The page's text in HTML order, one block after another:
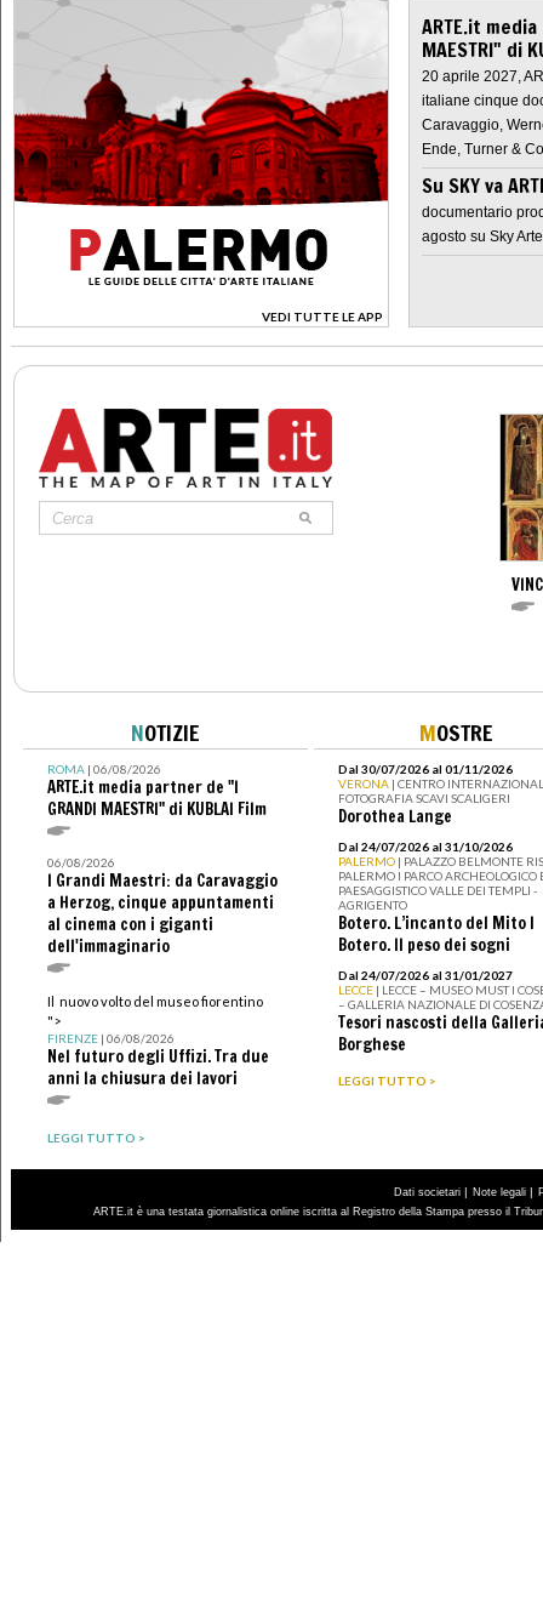
VEDI TUTTE LE APP
>
ARTE.it
MAESTRI" di
20 aprile 2027,
italiane cinque
Caravaggio,
Ende, Turner &
Su SKY va
documentario
agosto su Sky Arte
NOTIZIE
ROMA| 06/08/2026
ARTE.it media partner de "I
GRANDI MAESTRI" di KUBLAI Film
06/08/2026
I Grandi Maestri: da Caravaggio
a Herzog, cinque appuntamenti
al cinema con i giganti
dell'immaginario
Il nuovo volto del museo fiorentino
">
FIRENZE| 06/08/2026
Nel futuro degli Uffizi. Tra due
anni la chiusura dei lavori
LEGGI TUTTO >
MOSTRE
Dal 30/07/2026 al 01/11/2026
VERONA | CENTRO
FOTOGRAFIA SCAVI SCALIGERI
Dorothea Lange
Dal 24/07/2026 al 31/10/2026
PALERMO | PALAZZO BELMONTE
PALERMO I PARCO ARCHEOLOGICO
PAESAGGISTICO VALLE DEI TEMPLI -
AGRIGENTO
Botero. L’incanto del Mito I
Botero. Il peso dei sogni
Dal 24/07/2026 al 31/01/2027
LECCE | LECCE – MUSEO MUST I
– GALLERIA NAZIONALE DI
Tesori nascosti della
Borghese
LEGGI TUTTO >
Dati societari | Note legali |
ARTE.it è una testata giornalistica online iscritta al Registro della Stampa presso il